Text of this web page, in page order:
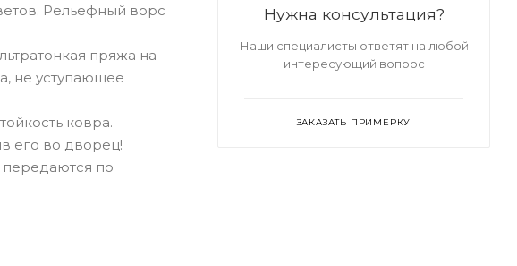
Рельефный ворс
пряжа на
не уступающее
ковра.
его во дворец!
по
Нужна консультация?
Наши специалисты ответят на любой
интересующий вопрос
ЗАКАЗАТЬ ПРИМЕРКУ